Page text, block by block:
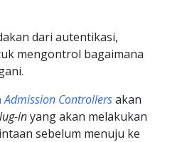
dari autentikasi,
mengontrol bagaimana
Admission Controllersakan
inyang akan melakukan
sebelum menuju ke